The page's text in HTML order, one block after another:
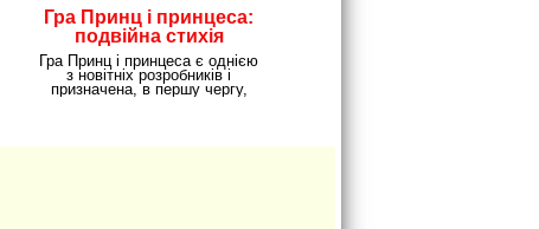
Гра Принц і принцеса:
подвійна стихія
Гра Принц і принцеса є однією
з новітніх розробників і
призначена, в першу чергу,